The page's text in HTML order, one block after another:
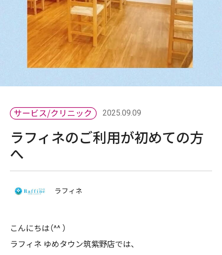
2025.09.09
ラフィネのご利用が初めての方
へ
ラフィネ
こんにちは（^^ ）
ラフィネ ゆめタウン筑紫野店では、